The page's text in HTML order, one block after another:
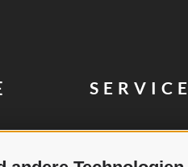
SERVICE
Impressionen
Newsletter